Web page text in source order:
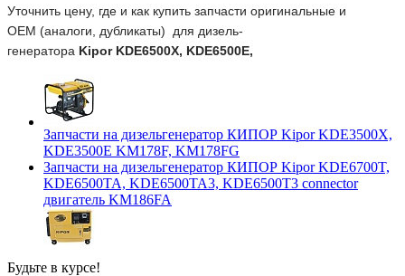
Уточнить цену, где и как купить запчасти оригинальные и
ОЕМ (аналоги, дубликаты) для дизель-
генератора Kipor KDE6500X, KDE6500E,
Запчасти на дизельгенератор КИПОР Kipor KDE3500X,
KDE3500E KM178F, KM178FG
Запчасти на дизельгенератор КИПОР Kipor KDE6700T,
KDE6500TA, KDE6500TA3, KDE6500T3 connector
двигатель KM186FA
Будьте в курсе!